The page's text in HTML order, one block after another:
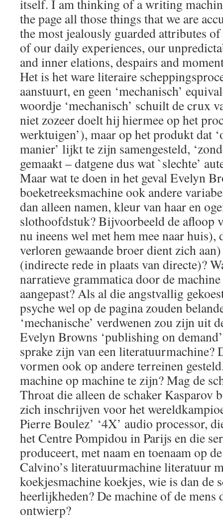
itself. I am thinking of a writing
the page all those things that we are
the most jealously guarded attributes
of our daily experiences, our
and inner elations, despairs and
Het is het ware literaire
aanstuurt, en geen ‘mechanisch’
woordje ‘mechanisch’ schuilt de crux
niet zozeer doelt hij hiermee op het
werktuigen’), maar op het produkt dat
manier’ lijkt te zijn samengesteld,
gemaakt – datgene dus wat `slechte’
Maar wat te doen in het geval Evelyn
boeketreeksmachine ook andere
dan alleen namen, kleur van haar en
slothoofdstuk? Bijvoorbeeld de afloop
nu ineens wel met hem mee naar huis),
verloren gewaande broer dient zich
(indirecte rede in plaats van directe)?
narratieve grammatica door de
aangepast? Als al die angstvallig
psyche wel op de pagina zouden
‘mechanische’ verdwenen zou zijn uit
Evelyn Browns ‘publishing on
sprake zijn van een literatuurmachine?
vormen ook op andere terreinen
machine op machine te zijn? Mag de
Throat die alleen de schaker Kasparov
zich inschrijven voor het
Pierre Boulez’ ‘4X’ audio processor,
het Centre Pompidou in Parijs en die
produceert, met naam en toenaam op
Calvino’s literatuurmachine literatuur
koekjesmachine koekjes, wie is dan de
heerlijkheden? De machine of de mens
ontwierp?